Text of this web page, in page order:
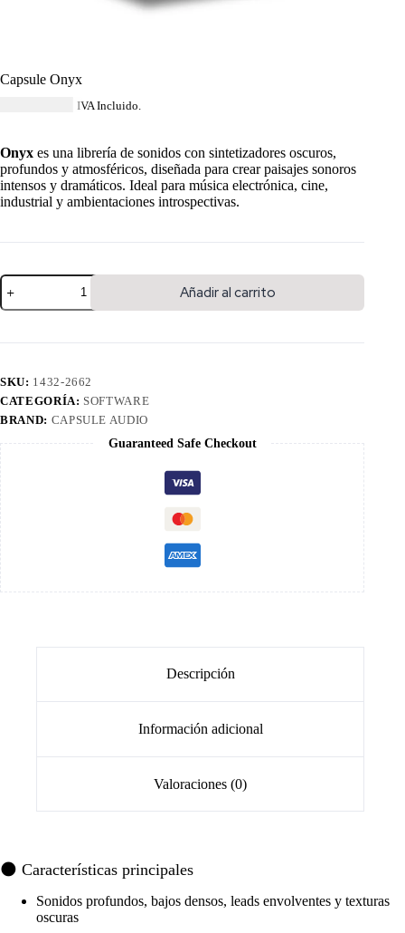
Capsule Onyx
IVA Incluido.
Onyx es una librería de sonidos con sintetizadores oscuros,
profundos y atmosféricos, diseñada para crear paisajes sonoros
intensos y dramáticos. Ideal para música electrónica, cine,
industrial y ambientaciones introspectivas.
Añadir al carrito
SKU: 1432-2662
CATEGORÍA: SOFTWARE
BRAND: CAPSULE AUDIO
Guaranteed Safe Checkout
Descripción
Información adicional
Valoraciones (0)
🌑 Características principales
Sonidos profundos, bajos densos, leads envolventes y texturas
oscuras